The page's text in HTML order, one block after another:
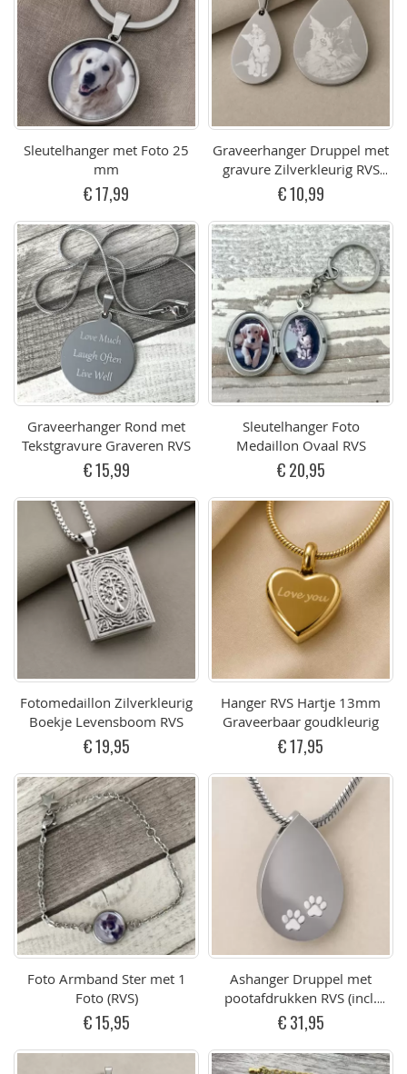
Sleutelhanger met Foto 25
mm
€ 17,99
Graveerhanger Druppel met
gravure Zilverkleurig RVS
(div. afmetingen)
€ 10,99
Graveerhanger Rond met
Tekstgravure Graveren RVS
€ 15,99
Sleutelhanger Foto
Medaillon Ovaal RVS
€ 20,95
Fotomedaillon Zilverkleurig
Boekje Levensboom RVS
€ 19,95
Hanger RVS Hartje 13mm
Graveerbaar goudkleurig
€ 17,95
Foto Armband Ster met 1
Foto (RVS)
€ 15,95
Ashanger Druppel met
pootafdrukken RVS (incl.
ketting) graveerbaar
€ 31,95